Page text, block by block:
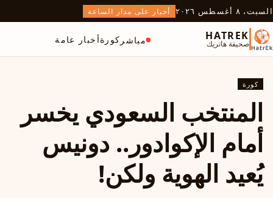
السبت، ٨ أغسطس ٢٠٢٦ أخبار على مدار الساعة
HATREK
صحيفة هاتريك مباشر كورةأخبار عامة
كورة
المنتخب السعودي يخسر
أمام الإكوادور.. دونيس
يُعيد الهوية ولكن!